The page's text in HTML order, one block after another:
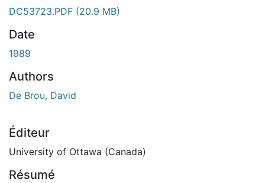
DC53723.PDF (20.9 MB)
Date
1989
Authors
De Brou, David
Éditeur
University of Ottawa (Canada)
Résumé